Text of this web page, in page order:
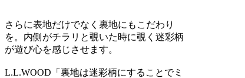
さらに表地だけでなく裏地にもこだわり
を。内側がチラリと覗いた時に覗く迷彩柄
が遊び心を感じさせます。
L.L.WOOD 「裏地は迷彩柄にすることでミ